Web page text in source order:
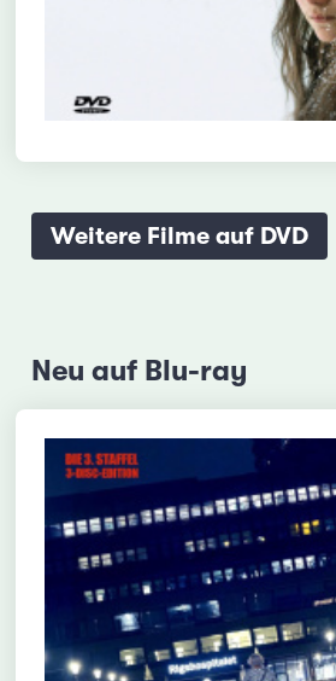
Weitere Filme auf DVD
Neu auf Blu-ray